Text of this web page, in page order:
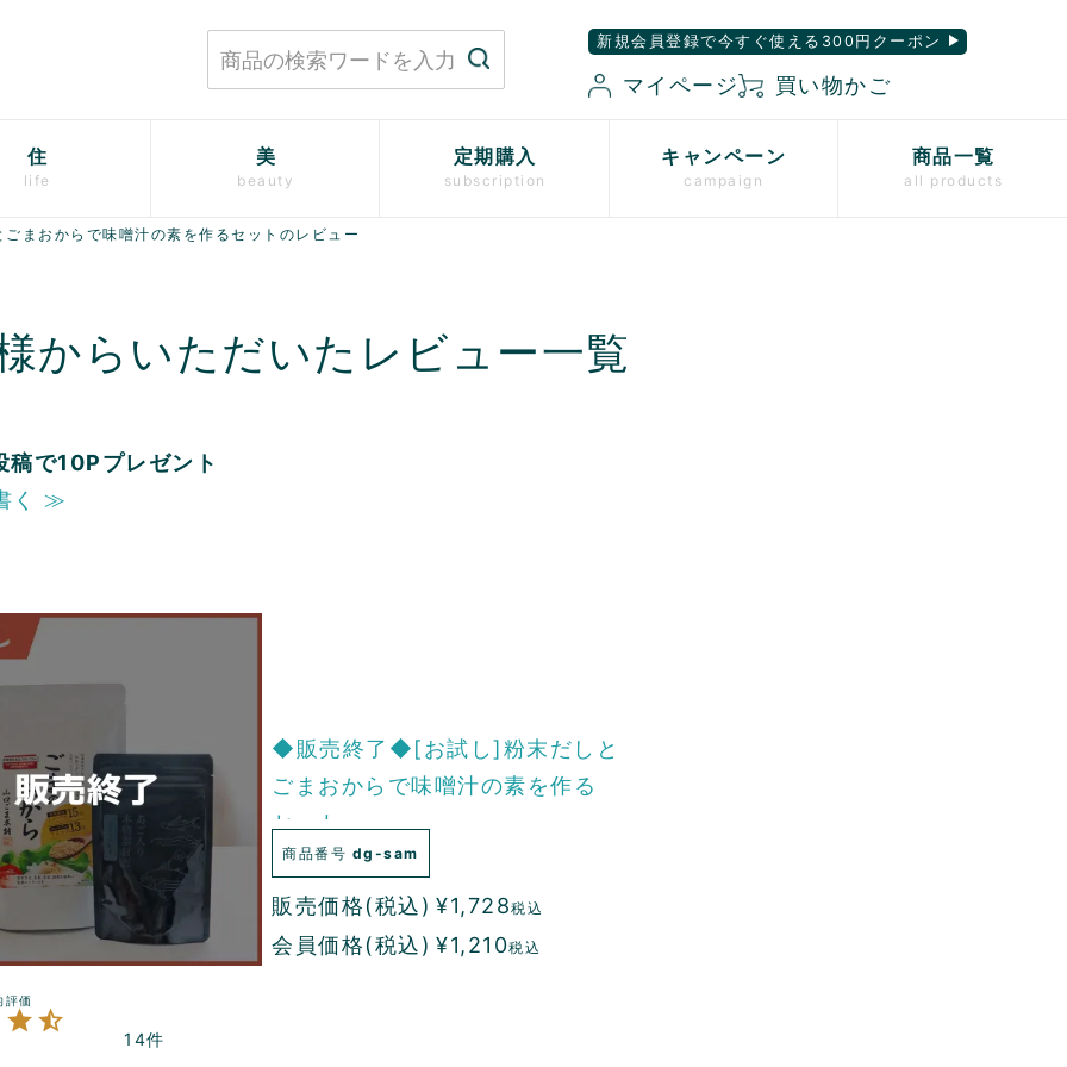
新規会員登録で今すぐ使える300円クーポン
マイページ 買い物かご
住
life
美
beauty
定期購入
subscription
キャンペーン
campaign
商品一覧
all products
まおからで味噌汁の素を作るセットのレビュー
からいただいたレビュー一覧
で10Pプレゼント
く ≫
◆販売終了◆[お試し]粉末だしと
ごまおからで味噌汁の素を作る
セット
商品番号 dg-sam
販売価格(税込) ¥1,728税込
会員価格(税込) ¥1,210税込
14